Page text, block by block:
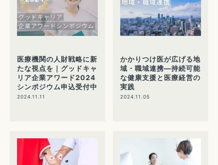
医療機関の人財戦略に新
たな視点を｜グッドキャ
リア企業アワード2024
シンポジウム申込受付中
2024.11.11
かかりつけ医が広げる地
域・職域連携—持続可能
な健康支援と医療経営の
実践
2024.11.05